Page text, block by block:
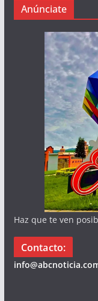
Anúnciate
Haz que te ven
Contacto: